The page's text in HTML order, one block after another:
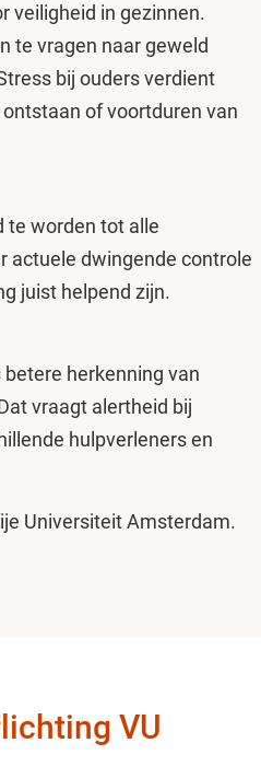
veiligheid in gezinnen.
te vragen naar geweld
bij ouders verdient
of voortduren van
te worden tot alle
actuele dwingende controle
juist helpend zijn.
herkenning van
vraagt alertheid bij
hulpverleners en
Universiteit Amsterdam.
VU